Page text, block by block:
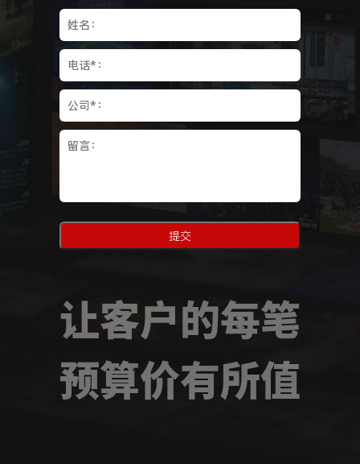
提交
让客户的每笔
预算价有所值